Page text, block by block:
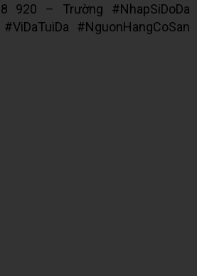
920 – Trường #NhapSiDoDa
#NguonHangCoSan